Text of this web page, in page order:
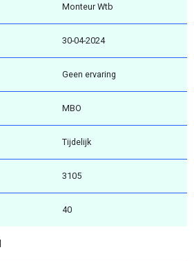
Monteur Wtb
30-04-2024
Geen ervaring
MBO
Tijdelijk
3105
40